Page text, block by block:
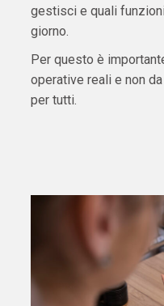
gestisci e quali
giorno.
Per questo è
operative reali e non
per tutti.